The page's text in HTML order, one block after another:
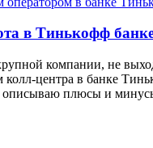
в Тинькофф
компании, не
колл-центра в банке
описываю плюсы и